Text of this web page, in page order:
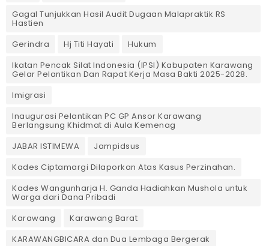
Gagal Tunjukkan Hasil Audit Dugaan Malapraktik RS
Hastien
Gerindra
Hj Titi Hayati
Hukum
Ikatan Pencak Silat Indonesia (IPSI) Kabupaten Karawang
Gelar Pelantikan Dan Rapat Kerja Masa Bakti 2025-2028.
Imigrasi
Inaugurasi Pelantikan PC GP Ansor Karawang
Berlangsung Khidmat di Aula Kemenag
JABAR ISTIMEWA
Jampidsus
Kades Ciptamargi Dilaporkan Atas Kasus Perzinahan.
Kades Wangunharja H. Ganda Hadiahkan Mushola untuk
Warga dari Dana Pribadi ‎
Karawang
Karawang Barat
KARAWANGBICARA dan Dua Lembaga Bergerak